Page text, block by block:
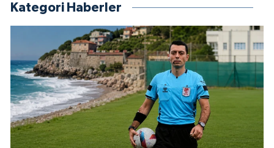
Kategori Haberler